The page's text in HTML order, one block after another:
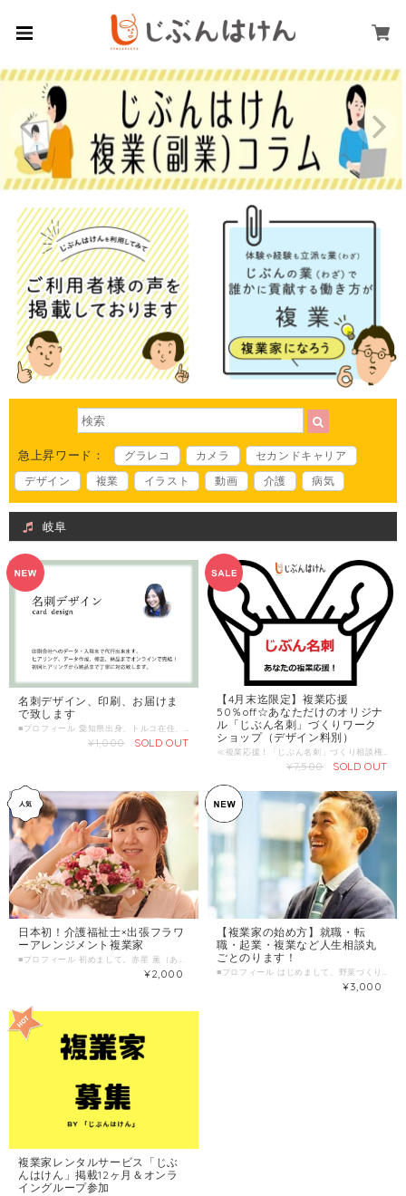
急上昇ワード： グラレコ カメラ
セカンドキャリア
デザイン
複業 イラスト 動画 介護 病気
岐阜
名刺デザイン、印刷、お届けま
で致します
■プロフィール 愛知県出身、トルコ在住、看護師フリーランスの戸田と申します。 仕事柄、介護や福祉に携わるデザインをすることが増えてきて、また、そのご縁でじぶんはけんさんを知ることが出来、もっとこの業界に関連した方とお仕事が出来たら楽しいと思い登録させていただきました。 現在は、身内の事情で海外に来ていますが、zoom等のオンラインで色んな方とお話させていただく事があり、学び多く楽しく過ごせる今に感謝しています。 ホームページの制作事業を開始してから、自分自身ロゴや名刺など、他の事もご依頼頂けるようになりました。 まだまだ未熟で、私自身日々勉強が必要ですので、気軽に何でもご相談頂けると嬉しいです。 ■わたしの複業 ①Web制作 ホームページ制作、オンラインショップ構築、ロゴ・名刺デザイン、サムネイル・フライヤー制作等、紙媒体のデザインも行います。 ②看護師 回復期リハビリ病院で3年、 在宅施設で１年程、勤務しておりました。 ③個人事業での経理 飲食店、建設業、フリーランスとしての自分自身の経理作業を確定申告まで経験しました。 また、それを活かして介護施設では経理事務も担当させて頂きました。簿記３級。 ④趣味・特技：スノーボード １０年程趣味でやっており、それをきっかけにカナダのウィスラーというところへ行き、桁違いのサイズの山に大変驚きました。 夏は、ウェイクボードもやります。 ■時間内に提供できること ・名刺デザイン ・印刷会社へデータの入稿代行 また、こういった事をきっかけに、出逢った方とのご縁を大切にしていきたいと考えております。 デザイン以外のことについてもお気軽にお話いただけると嬉しいです。 ■こんな人におすすめ ・これから起業される方 ・現在の企業のイメージを変えたい方 ・企業のイメージを定着させたい方 ・個人の方 シンプルでモダン、かつ分かりやすく見やすい名刺が欲しいという方にはより満足していただけると思います。 もちろんカッコイイ、かわいい系やポップなデザインも制作可能です。 仕上がりイメージが明確でない方、どんなデザインにしていいかわからない方も丁寧にヒアリングをすることで仕上がりイメージが見えてきます。 些細なことでも構いません。 お気軽にご相談くださいませ。 ■当日の流れとスケジュール １、ヒアリング（30分程度） ２、デザイン３パターンご提案( 5日以内 ） ３、選んだ案の細かい部分修正 ４、最終確認 ５、印刷会社へのデータ入稿代行（希望の方のみ） ６、データお渡し or 現物お届け ■調整可能な曜日・時間帯 曜日に関わらず、14時以降24時まで ＊ 当日のお申し込みはご遠慮ください。 3日前以上の余裕を持った日時で、ご希望日時を３つほどお知らせください。 （送信欄）＝＝＝＝＝＝＝＝＝＝＝＝ 第一希望： 月 日 曜日 時 分～ 時 分 第二希望： 月 日 曜日 時 分～ 時 分 第三希望： 月 日 曜日 時 分～ 時 分 ＝＝＝＝＝＝＝＝＝＝＝＝＝＝＝＝＝ まずは、zoomなどでお話できればと思います。 ■オンライン対応について ZOOM LINE Gmail Skype Facebookメッセンジャーにて対応可能です。 ■販売金額:1000円/回 ■1回のサービス提供時間 30時間/回 ■販売に関する備考 サービス提供時間は、初回ヒアリングを目安に記載しております。 ご相談や修正の為のコンタクトなどは、何度でもご連絡頂けます。 印刷も希望される場合は印刷＋送料が別途かかります。 ■サービス提供エリア オンラインで打ち合わせが可能であれば全国各地可能です。
¥1,000 SOLD OUT
【4月末迄限定】複業応援
50％off☆あなただけのオリジナ
ル「じぶん名刺」づくりワーク
ショップ（デザイン料別）
¥7,500 SOLD OUT
日本初！介護福祉士×出張フラワ
ーアレンジメント複業家
■プロフィール 初めまして。赤星 薫（あかぼしかおる）と申します。 日本初！介護福祉士による出張フラワーアレンジメント・園芸教室を広めています＾＾ 現場で頑張る介護士さんたちのお悩みやこれからの相談 介護現場で働いてみたい方のご質問にお答え 花や植物をプレゼントしたいけど、自分では選べないから助けてほしい などなど、色々ご相談に乗れたらと思います＾＾ 美味しいものを一緒に食べに行く、探求しに行くのもウェルカムです♪ Facebook https://www.facebook.com/rich.kaoru.happysmile Instagram https://www.instagram.com/happysmile_378/ ■わたしの複業 （経験・実績・趣味・特技・好きなことetc） 職歴 有料老人ホーム勤務７年半 訪問フラワーアレンジメント園芸教室「ハッピースマイル」代表 創業３年目 自社教室開催と並行して、花屋の店舗でも勤務 資格 介護福祉士 高等学校農業科教員免許 フラワー装飾技能士３級 趣味 花屋巡り 古民家をネットで見まくる 旅行 山の上から景色眺めてボーっとする 《花と緑で未来を楽しく明るく 》、《ハッピースマイルに関わる全ての方の幸福を目指すと共に、自分らしく生き・働く仲間を増やす活動を全国・世界へ拡げること》を理念として掲げ活動中。 高校・大学で、フラワーアレンジメント・植物の栽培・農業・生物を中心に学ぶ。 大学在学中に園芸療法に興味を持ち、福祉業界に就職。 介護職として生活全般から看取りまでを７年半経験し、その中で、『心身の癒し・リハビリテーション』を目的に、高齢者向けフラワーアレンジメント教室、介護施設職員向け「お花と認知症研修」の開催や園芸療法を行う。 高齢者の楽しみ創出・介護スタッフ研修が評判で出張型のフラワーアレンジメント・園芸教室「ハッピースマイル」を創業。 2019年7月まで、延べ2000人以上が参加、リピート率は90％以上。 園芸療法とそれを通した対人コミュニケーションや働き方についての講義開催など、福祉関係者向けフラワーアレンジメント講座などを現場主導でできるようにサポート業務を展開中。 ■時間内に提供できること 自宅に置く植物を一緒に選んでほしい 人に花をプレゼントしたいから、相談に乗ってほしい 古民家カフェに一緒に行きたい 花を選ぶコツ、教室のコツ 心の相談 施設アクティビティの相談 働き方、介護に関する悩みや相談 介護に対する想い・ぐち クレームにならない対応のコツ ただ話を聞いてほしい ■ こんな人におすすめ 花をすぐ枯らすことに悩んでる、育て方分からないから躊躇してる 人に花をあげてみたいけどハードル高い 一人でカフェに行きにくい とにかく癒されたい 美味しいもの食べることが好きな方 介護職として働くことに疲れてきている方 色々疲れてる方 ■ 当日の流れとスケジュール（60分） 【WEBでのやり取りをご希望の場合】 1、簡単にお互いの自己紹介 2、相談内容・ヒアリング 3、個別の質問にお答え ＊時間延長希望の場合はその場でご相談の上、ご決済いただきます。 【対面でのやり取りをご希望の場合】 ＊花屋やカフェなど、出向く先への交通費や飲食費はご負担をお願いいたします。 1、簡単にお互いの自己紹介 2、買い物希望→ヒアリング・選定 相談希望 → 食事しながらお話し ＊時間延長希望の場合はその場でご相談の上、ご決済いただきます。 ■調整可能な曜日・時間帯 平日の 月曜～金曜の17時以降 、土日の日中 ＊平日の日中も可能な日がございます。お気軽にお問い合わせ下さい。 ＊ 当日のお申し込みはご遠慮ください。 ３日前以上の余裕を持った日時で、ご希望日時を３つほどお知らせください。 （送信欄）＝＝＝＝＝＝＝＝＝＝＝＝ 第一希望：●月●日●曜日 ●時●分～●時●分 第二希望：●月●日●曜日 ●時●分～●時●分 第三希望：●月●日●曜日 ●時●分～●時●分 ＝＝＝＝＝＝＝＝＝＝＝＝＝＝＝＝＝ ＊対面、WEB上でのやりとり、どちらでも構いません。 対面の場合は、場所は要相談でお願いいたします。 ＊花屋やカフェなど、出向く先への交通費や飲食費はご負担をお願いいたします。 ■ よくある質問 Q. オンラインでのやり取りは可能ですか？ A. 可能です＾＾ ・ご相談日時等のお問い合わせ ・遠隔地にお住まいであったり、都合上対面が不可能な場合 などは、LINE＠ or Facebookメッセンジャーにてご連絡ください。 Q. 延長した場合はどうなりますか？ A. 延長時間分を別途ご購入いただきます。 ■1回のサービス提供時間 １時間/回 ＊２時間ご希望の場合はカートにて「２」個ご購入ください。 ＊当日延長相談も可 ■サービス提供エリア 兵庫県宝塚市から５０キロ圏内程度、圏外は要相談 ＊オンラインの場合は全国可
¥2,000
【複業家の始め方】就職・転
職・起業・複業など人生相談丸
ごとのります！
■プロフィール はじめまして、野菜づくりがライフワーク！ ３児のパパ起業家、ワーシャル代表のナカニシです。 元上場企業のキャリアコンサルタントとして、一般職種から医療系人材まで、約１０年間キャリア相談及び、法人採用サポートに従事し、「働き方」＝「生き方」を応援したいと考え、社団法人ワーシャル設立して7年目。 「①個人②企業③社会が3方良し」の「社会的複業」という働き方を実践しながら、 「ジブンゴトで面白くする」医療・介護・福祉業界の働き方改革を実施しています。 わたしはこれまで、キャリアアドバイザーとして、 約４０００人の方の就職・転職、働き方や人生の相談にのってきました。 自分自身の「働き方＝生き方」を見直すきっかけとして、 私の場合は、子どもが生まれるたびにキャリアチェンジをしてきており、 １人目が生まれた時 → 飲食業界から人材ビジネス業界へ転職 （それまでに50職種を掛け持ちで経験） ２人目が生まれた時 → 人材ビジネス業界のベンチャーへ転職 ３人目が生まれた時 → 起業 「働き方」で一貫して決めているテーマは、 「働くを楽しむプロになる」こと。 それを実現できる働き方が【複業】です。 あなたらしさの価値観と強みを引き出し、「複業の始め方」を見つけるきっかけになればと思います。 ■わたしの複業 （経験・実績・趣味・特技・好きなことetc） ①働き方相談歴13年 医療・介護・福祉から一般職種までこれまで約４０００人の方の働き方相談にのる。 新卒の就活から転職活動、起業相談や人生相談まで。 35歳で、じぶんの天職は「相談にのること」と気づく。 ②野菜作り歴10年 有機無農薬の野菜作りを体験農園ではじめ、現在野菜作りのアドバイザーも行う ③起業歴7年 社団法人の代表理事として、ソーシャルとビジネスの融合に取り組む。 ④複業歴20年 フリーターで常に4つ以上の仕事を掛け持ちし、TOAL50職種以上経験。 現在は、複数の企業の顧問契約、株式会社の役員にも就任。 ⑤パパ歴13年 長女、長男、次男の3児のパパとして保護者会やPTA活動、NPOファザーリングジャパン関西の活動や地域活動にも参加。 ■時間内に提供できること ・じぶんの好き、強みを生かした複業の始め方 ・独立するための仕事の作り方 ・キャリア貧乏にならない就職・転職の仕方 ・じぶんの人生を豊かにする働き方 ・家族と仕事のバランスのとれたパパの働き方 ・残念な「副業」にならない予防策 ■ こんな人におすすめ ・自分の好き、得意を生かした複業を始めたい人 ・いまの働き方を変えたい人 ・転職や起業、働き方に悩む人 ・仕事の作り方を知りたい人 ・パパとして家族を大事に働きたい人 ■ 当日の流れとスケジュール（90分） 下記1例です。 ・チェックイン 自己紹介 ・「複業」と「副業」の違い ・気がつくとキャリア貧乏！残念なフク業 ・じぶんキャリアの棚卸し （特典）複業キャリアマップシート プレゼント 「ザッソウ＝雑談・相談」スタイルで気軽に会話しながらすすめます。 ■調整可能な曜日・時間帯 ＊平日の日中も可能な日がございます。お気軽にお問い合わせ下さい。 ＊ 当日のお申し込みはご遠慮ください。 ３日前以上の余裕を持った日時で、ご希望日時を３つほどお知らせください。 （送信欄）＝＝＝＝＝＝＝＝＝＝＝＝ 第一希望：●月●日●曜日 ●時●分～●時●分 第二希望：●月●日●曜日 ●時●分～●時●分 第三希望：●月●日●曜日 ●時●分～●時●分 ＝＝＝＝＝＝＝＝＝＝＝＝＝＝＝＝＝ ＊対面、WEB上でのやりとり、どちらでも構いません。 対面の場合は、ワーシャルオフィス（大阪市内）にて ■ よくある質問 Q. オンラインでのやり取りは可能ですか？ A. 可能です。ZOOM（WEB会議ツール）を活用いたしますので、事前にダウンロードください。 ZOOM 参照URL https://zoom.us/jp-jp/meetings.html ■1回のサービス提供時間 90分/回 ■サービス提供エリア 大阪市内にて面談 ＊オンラインの場合は全国可
¥3,000
複業家レンタルサービス「じぶ
んはけん」掲載12ヶ月＆オンラ
イングループ参加